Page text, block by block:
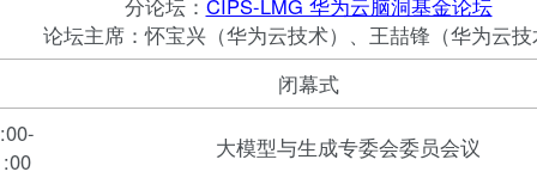
分论坛： CIPS-LMG 华为云脑洞基金论坛
论坛主席：怀宝兴（华为云技术）、王喆锋（华为云技
闭幕式
大模型与生成专委会委员会议